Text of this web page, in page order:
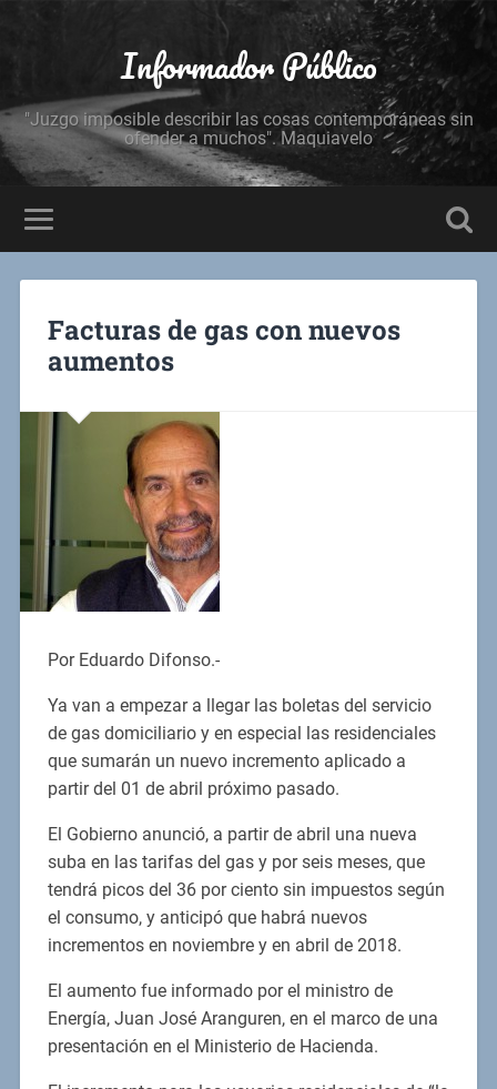
Informador Público
"Juzgo imposible describir las cosas contemporáneas sin
ofender a muchos". Maquiavelo
Facturas de gas con nuevos
aumentos
Por Eduardo Difonso.-
Ya van a empezar a llegar las boletas del servicio
de gas domiciliario y en especial las residenciales
que sumarán un nuevo incremento aplicado a
partir del 01 de abril próximo pasado.
El Gobierno anunció, a partir de abril una nueva
suba en las tarifas del gas y por seis meses, que
tendrá picos del 36 por ciento sin impuestos según
el consumo, y anticipó que habrá nuevos
incrementos en noviembre y en abril de 2018.
El aumento fue informado por el ministro de
Energía, Juan José Aranguren, en el marco de una
presentación en el Ministerio de Hacienda.